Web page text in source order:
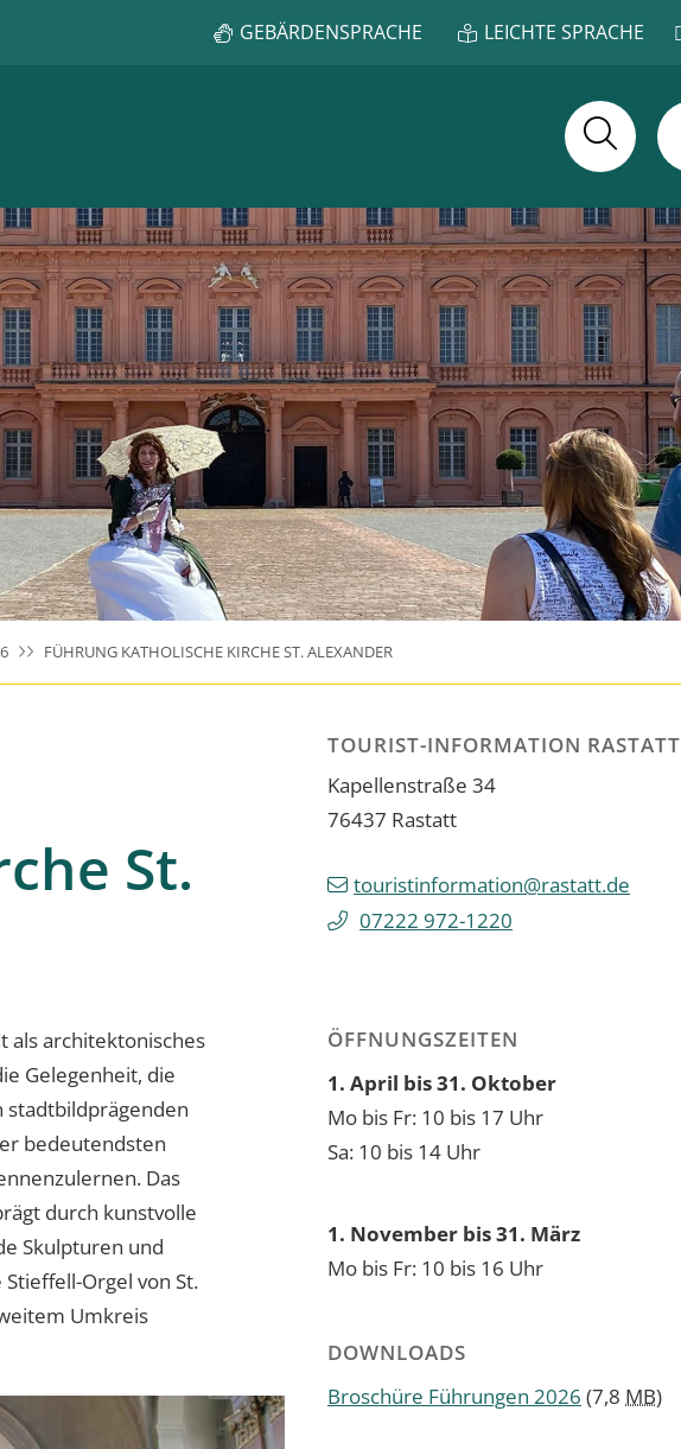
GEBÄRDENSPRACHE LEICHTE SPRACHE
FÜHRUNG KATHOLISCHE KIRCHE ST. ALEXANDER
St.
als architektonisches
Gelegenheit, die
stadtbildprägenden
bedeutendsten
Das
durch kunstvolle
Skulpturen und
Orgel von St.
Umkreis
TOURIST-INFORMATION RASTATT
Kapellenstraße 34
76437 Rastatt
touristinformation@rastatt.de
07222 972-1220
ÖFFNUNGSZEITEN
1. April bis 31. Oktober
Mo bis Fr: 10 bis 17 Uhr
Sa: 10 bis 14 Uhr
1. November bis 31. März
Mo bis Fr: 10 bis 16 Uhr
DOWNLOADS
Broschüre Führungen 2026 (7,8 MB)